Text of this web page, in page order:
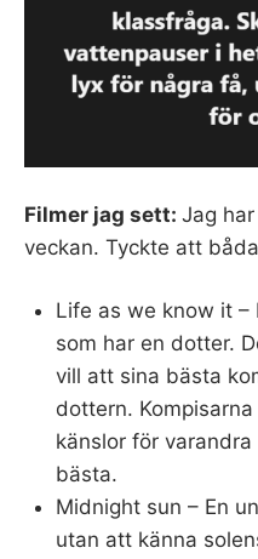
Filmer jag sett: Jag
veckan. Tyckte att
Life as we know it
som har en dotter.
vill att sina bästa
dottern.
känslor för
bästa.
Midnight sun – En
utan att känna